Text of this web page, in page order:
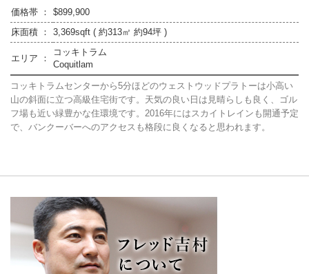
価格帯 ：
$899,900
床面積 ：
3,369sqft ( 約313㎡ 約94坪 )
エリア ：
コッキトラム
Coquitlam
コッキトラムセンターから5分ほどのウェストウッドプラトーは小高い
山の斜面に立つ高級住宅街です。天気の良い日は見晴らしも良く、ゴル
フ場も近い緑豊かな住環境です。2016年にはスカイトレインも開通予定
で、バンクーバーへのアクセスも格段に良くなると思われます。